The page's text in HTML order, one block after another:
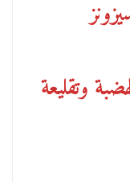
وتقليعة